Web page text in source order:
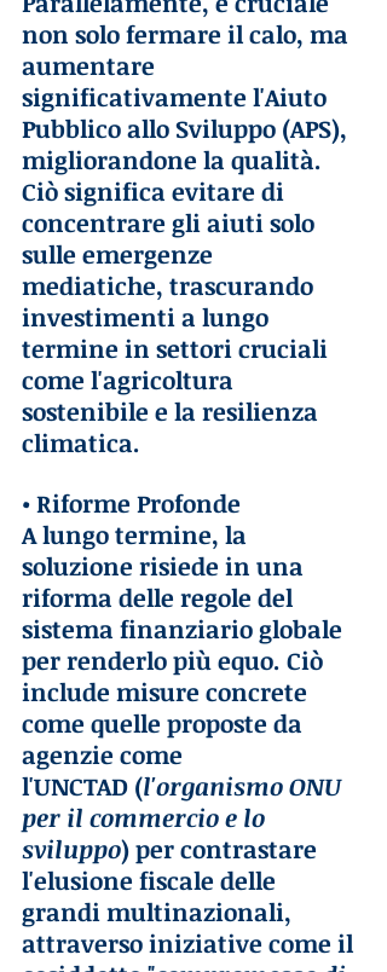
non solo fermare il calo, ma
aumentare
significativamente l'Aiuto
Pubblico allo Sviluppo (APS),
migliorandone la qualità.
Ciò significa evitare di
concentrare gli aiuti solo
sulle emergenze
mediatiche, trascurando
investimenti a lungo
termine in settori cruciali
come l'agricoltura
sostenibile e la resilienza
climatica.
• Riforme Profonde
A lungo termine, la
soluzione risiede in una
riforma delle regole del
sistema finanziario globale
per renderlo più equo. Ciò
include misure concrete
come quelle proposte da
agenzie come
l'UNCTAD (l'organismo ONU
per il commercio e lo
sviluppo) per contrastare
l'elusione fiscale delle
grandi multinazionali,
attraverso iniziative come il